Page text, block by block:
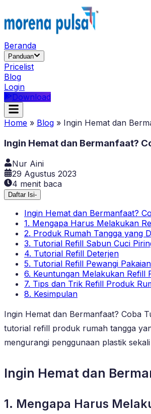
Beranda
Panduan
Pricelist
Blog
Login
Download
Home » Blog » Ingin Hemat dan
Ingin Hemat dan Bermanfaat?
Nur Aini
29 Agustus 2023
4 menit baca
Daftar Isi-
Ingin Hemat dan Bermanfaat?
1. Mengapa Harus Melakukan
2. Produk Rumah Tangga yang
3. Tutorial Refill Sabun Cuci
4. Tutorial Refill Deterjen
5. Tutorial Refill Pewangi Pakaian
6. Keuntungan Melakukan Refill
7. Tips dan Trik Refill Produk
8. Kesimpulan
Ingin Hemat dan Bermanfaat? Coba
tutorial refill produk rumah tangga
mengurangi penggunaan plastik
Ingin Hemat dan
1. Mengapa Harus